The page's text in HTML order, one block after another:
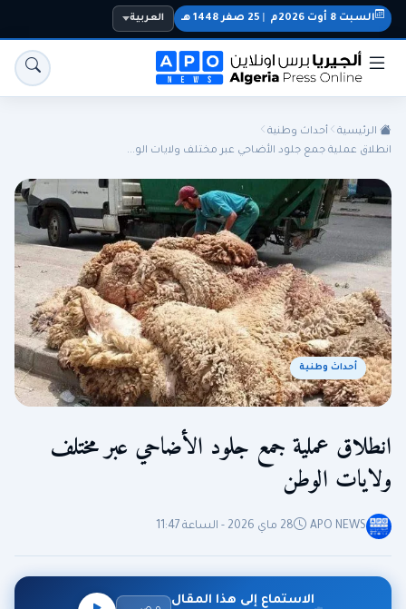
الجزائر الجالية المنتخب الوطني سياسة
اقتصاد رياضة
السبت 8 أوت 2026م 25 صفر 1448 هـ العربية
الرئيسية
أحداث وطنية
انطلاق عملية جمع جلود الأضاحي عبر مختلف ولايات الو...
أحداث وطنية
انطلاق عملية جمع جلود الأضاحي عبر مختلف
ولايات الوطن
APO NEWS 28 ماي 2026 - الساعة 11:47
الاستماع إلى هذا المقال